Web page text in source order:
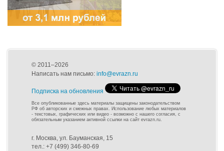
© 2011–2026
Написать нам письмо: info@evrazn.ru
Подписка на обновления
Все опубликованные здесь материалы защищены законодательством
РФ об авторских и смежных правах. Использование любых материалов
- текстовых, графических или видео - возможно с нашего согласия, с
обязательным указанием активной ссылки на сайт evrazn.ru.
г. Москва, ул. Бауманская, 15
тел.: +7 (499) 346-80-69